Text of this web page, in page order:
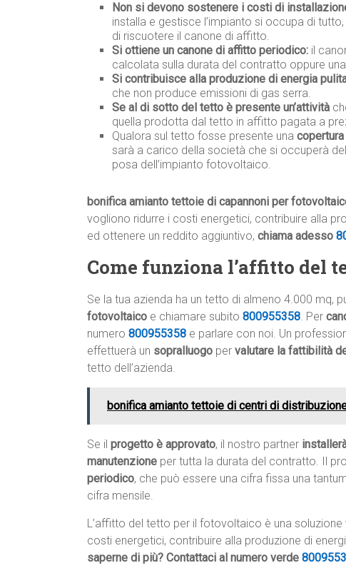
Non si devono sostenere i costi di
installa e gestisce l’impianto si occupa di
di riscuotere il canone di affitto.
Si ottiene un canone di affitto periodico: il
calcolata sulla durata del contratto oppure
Si contribuisce alla produzione di energia
che non produce emissioni di gas serra.
Se al di sotto del tetto è presente un’attività
quella prodotta dal tetto in affitto pagata a
Qualora sul tetto fosse presente una
sarà a carico della società che si occuperà
posa dell’impianto fotovoltaico.
bonifica amianto tettoie di capannoni per
vogliono ridurre i costi energetici, contribuire alla
ed ottenere un reddito aggiuntivo, chiama adesso
Come funziona l’affitto del
Se la tua azienda ha un tetto di almeno 4.000 mq,
fotovoltaico e chiamare subito 800955358. Per
numero 800955358 e parlare con noi. Un
effettuerà un sopralluogo per valutare la fattibilità
tetto dell’azienda.
bonifica amianto tettoie di centri di
Se il progetto è approvato, il nostro partner
manutenzione per tutta la durata del contratto. Il
periodico, che può essere una cifra fissa una
cifra mensile.
L’affitto del tetto per il fotovoltaico è una
costi energetici, contribuire alla produzione di
saperne di più? Contattaci al numero verde